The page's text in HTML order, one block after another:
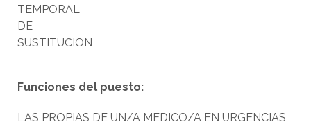
TEMPORAL
DE
SUSTITUCION
Funciones del puesto:
LAS PROPIAS DE UN/A MEDICO/A EN URGENCIAS